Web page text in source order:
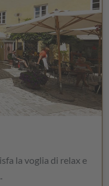
la voglia di relax e